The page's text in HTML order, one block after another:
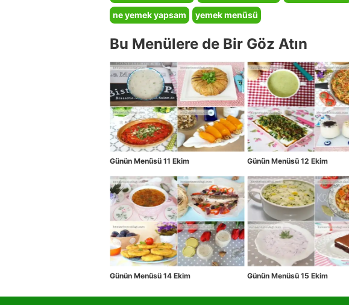
ne yemek yapsam
yemek menüsü
Bu Menülere de Bir Göz Atın
Günün Menüsü 11 Ekim Günün Menüsü 12 Ekim
Günün Menüsü 14 Ekim Günün Menüsü 15 Ekim